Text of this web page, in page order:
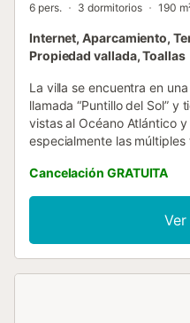
6 pers. 3 dormitorios 190
Internet, Aparcamiento,
Propiedad vallada, Toallas
La villa se encuentra en
llamada “Puntillo del Sol” y
vistas al Océano Atlántico
especialmente las
m x 4,00 m (con
césped y múltiples plantas
como mangos, aguacates,
nuestros huéspedes
la zona trasera del jardín
Cancelación GRATUITA